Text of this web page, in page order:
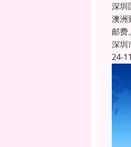
深圳
澳洲
邮费
深圳
24-